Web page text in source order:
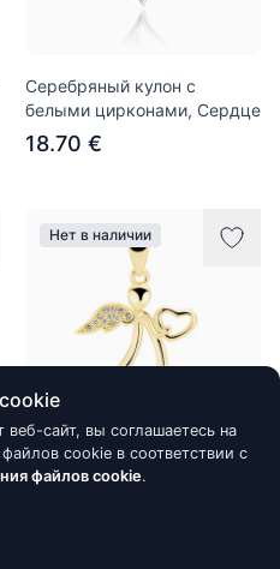
Серебряный кулон с
белыми цирконами, Сердце
18.70 €
Нет в наличии
Позолоченный серебряный
веб-сайт, вы соглашаетесь на
cookie в соответствии с
файлов cookie.